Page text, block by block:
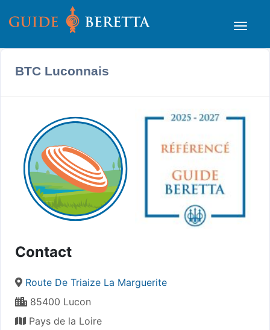
BTC Luconnais
Contact
Route De Triaize La Marguerite
85400 Lucon
Pays de la Loire